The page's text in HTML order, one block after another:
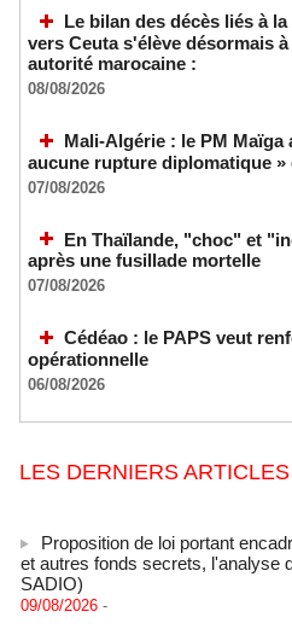
Le bilan des décès liés à
vers Ceuta s'élève désormais
autorité marocaine :
08/08/2026
Mali-Algérie : le PM Maïga
aucune rupture diplomatique »
07/08/2026
En Thaïlande, "choc" et
après une fusillade mortelle
07/08/2026
Cédéao : le PAPS veut
opérationnelle
06/08/2026
LES DERNIERS ARTICLES
et autres fonds secrets, l'analyse
SADIO)
09/08/2026